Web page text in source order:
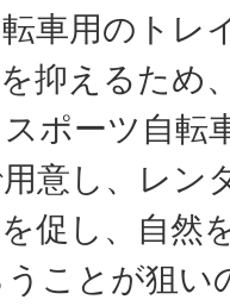
車用のトレ
抑えるため
ポーツ自転
意し、レン
促し、自然
ことが狙い